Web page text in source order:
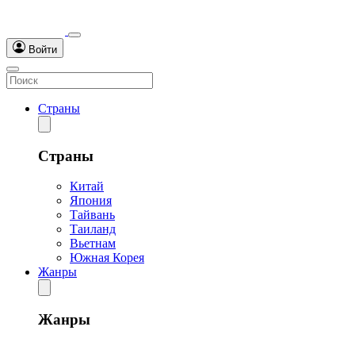
Войти
Страны
Страны
Китай
Япония
Тайвань
Таиланд
Вьетнам
Южная Корея
Жанры
Жанры